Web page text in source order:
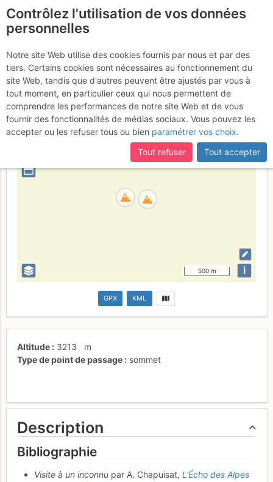
Le Métailler
Suisse Valais Valais W - Alpes Pennines W
+
–
500 m i
GPX KML
Altitude 3213
m
Type de point de passage
sommet
Description
Bibliographie
Visite à un inconnu par A. Chapuisat, L'Écho des Alpes
Contrôlez l'utilisation de vos données
personnelles
Notre site Web utilise des cookies fournis par nous et par des
tiers. Certains cookies sont nécessaires au fonctionnement du
site Web, tandis que d'autres peuvent être ajustés par vous à
tout moment, en particulier ceux qui nous permettent de
comprendre les performances de notre site Web et de vous
fournir des fonctionnalités de médias sociaux. Vous pouvez les
accepter ou les refuser tous ou bien paramétrer vos choix.
Tout refuser
Tout accepter